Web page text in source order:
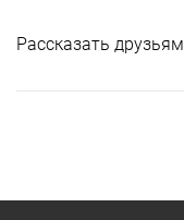
Рассказать друзьям